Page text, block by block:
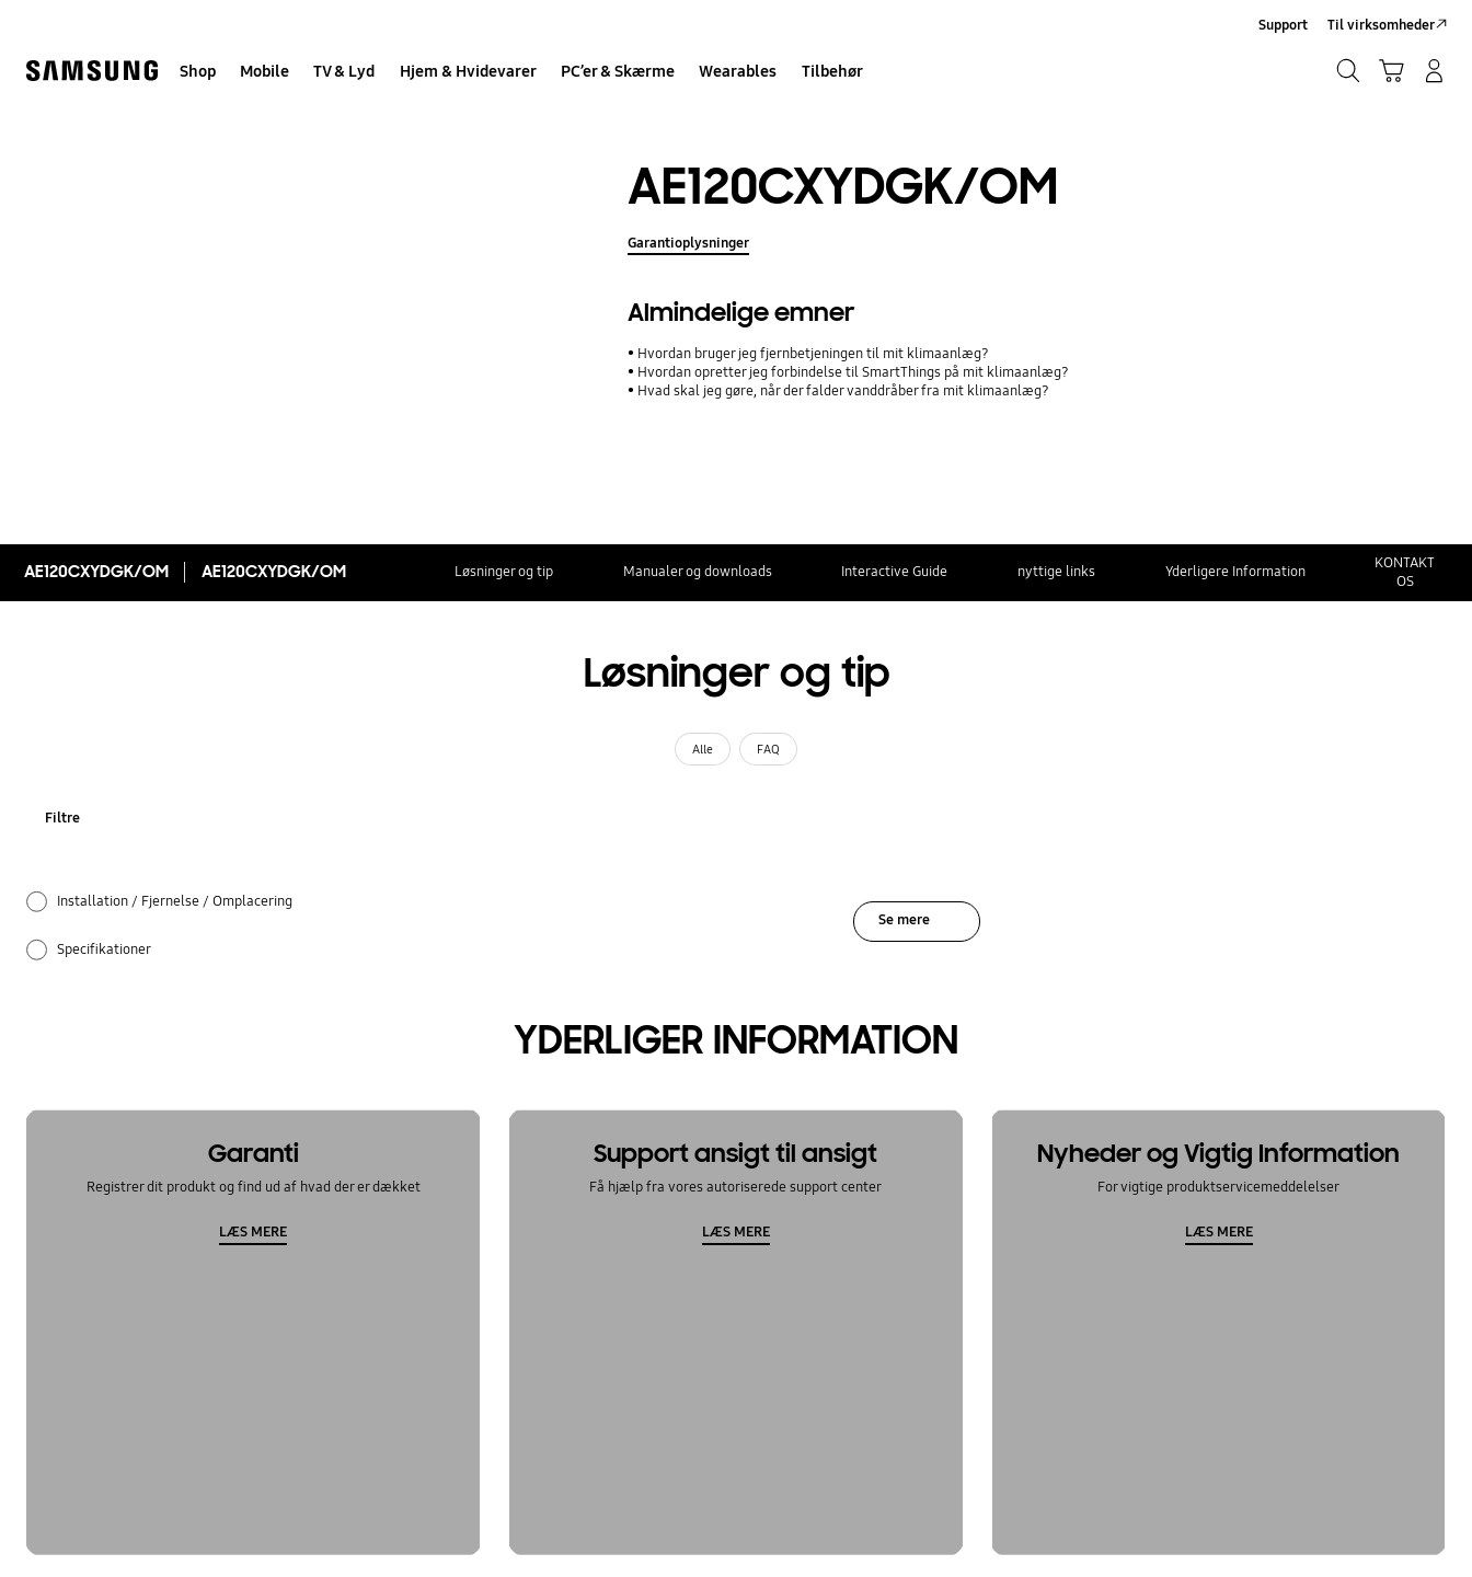
Shop Mobile TV & Lyd Hjem & Hvidevarer PC’er & Skærme Wearables Tilbehør
Support Til virksomheder
AE120CXYDGK/OM
Garantioplysninger
Almindelige emner
Hvordan bruger jeg fjernbetjeningen til mit klimaanlæg?
Hvordan opretter jeg forbindelse til SmartThings på mit klimaanlæg?
Hvad skal jeg gøre, når der falder vanddråber fra mit klimaanlæg?
AE120CXYDGK/OM AE120CXYDGK/OM Løsninger og tip Manualer og downloads Interactive Guide nyttige links Yderligere Information
KONTAKT
OS
Løsninger og tip
Alle FAQ
Filtre
Installation / Fjernelse / Omplacering
Specifikationer
Se mere
YDERLIGER INFORMATION
Garanti
Registrer dit produkt og find ud af hvad der er dækket
LÆS MERE
Support ansigt til ansigt
Få hjælp fra vores autoriserede support center
LÆS MERE
Nyheder og Vigtig Information
For vigtige produktservicemeddelelser
LÆS MERE